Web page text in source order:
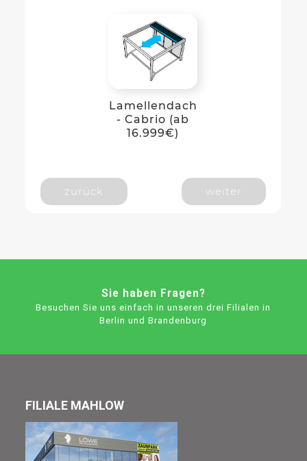
Lamellendach
- Cabrio (ab
16.999€)
zurück weiter
Sie haben Fragen?
Besuchen Sie uns einfach in unseren drei Filialen in
Berlin und Brandenburg
FILIALE MAHLOW